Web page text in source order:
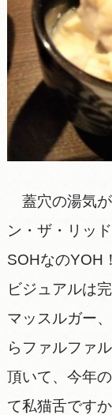
蓋穴の湯気が
ン・ザ・リッ
SOHなのYOH
ビジュアルは
マッスルガー
らファルファ
頂いて、今年
て私猫舌です